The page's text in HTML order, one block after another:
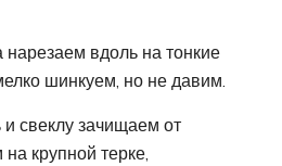
нарезаем вдоль на тонкие
шинкуем, но не давим.
свеклу зачищаем от
крупной терке,